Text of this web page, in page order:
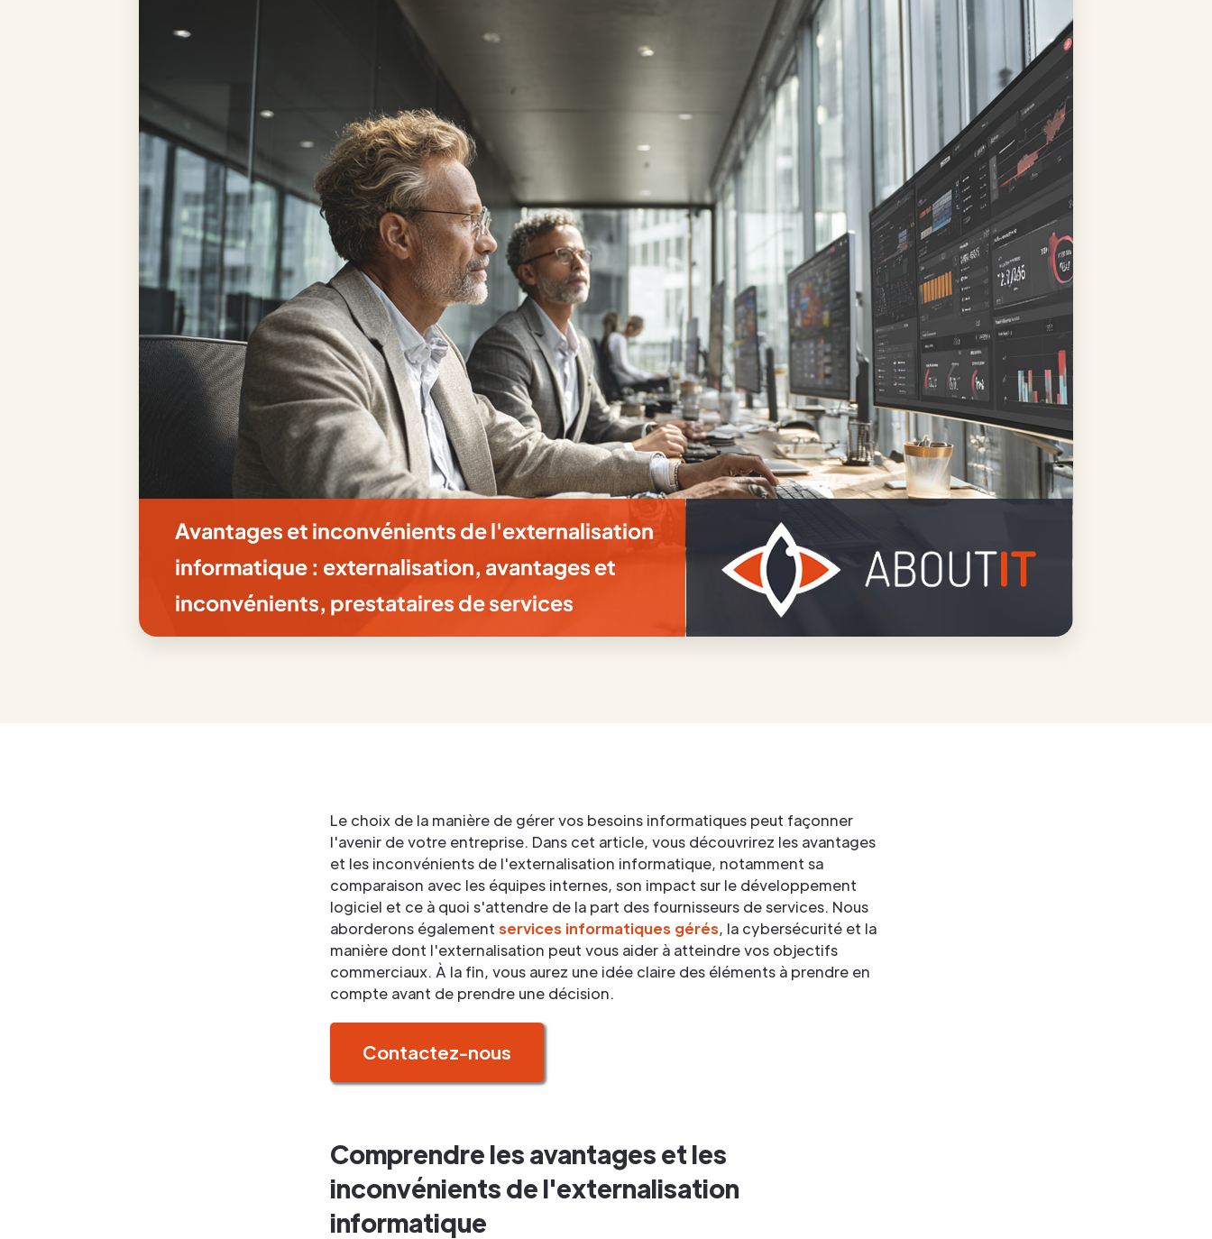
Le choix de la manière de gérer vos besoins informatiques peut façonner
l'avenir de votre entreprise. Dans cet article, vous découvrirez les avantages
et les inconvénients de l'externalisation informatique, notamment sa
comparaison avec les équipes internes, son impact sur le développement
logiciel et ce à quoi s'attendre de la part des fournisseurs de services. Nous
aborderons également services informatiques gérés, la cybersécurité et la
manière dont l'externalisation peut vous aider à atteindre vos objectifs
commerciaux. À la fin, vous aurez une idée claire des éléments à prendre en
compte avant de prendre une décision.
Contactez-nous
Comprendre les avantages et les
inconvénients de l'externalisation
informatique